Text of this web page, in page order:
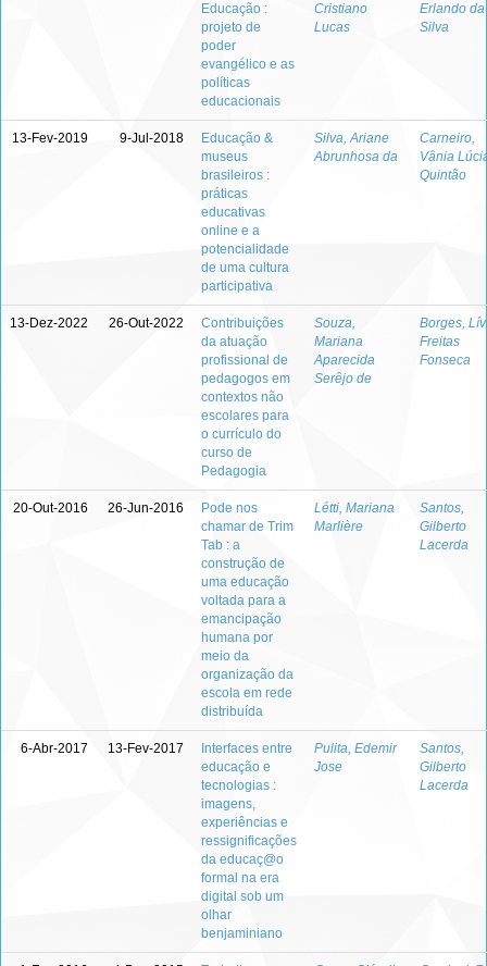
Educação :
projeto de
poder
evangélico e as
políticas
educacionais
Cristiano
Lucas
Erlando da
Silva
13-Fev-2019 9-Jul-2018
Educação &
museus
brasileiros :
práticas
educativas
online e a
potencialidade
de uma cultura
participativa
Silva, Ariane
Abrunhosa da
Carneiro,
Vânia
Quintão
13-Dez-2022 26-Out-2022
Contribuições
da atuação
profissional de
pedagogos em
contextos não
escolares para
o currículo do
curso de
Pedagogia
Souza,
Mariana
Aparecida
Serêjo de
Borges,
Freitas
Fonseca
20-Out-2016 26-Jun-2016
Pode nos
chamar de Trim
Tab : a
construção de
uma educação
voltada para a
emancipação
humana por
meio da
organização da
escola em rede
distribuída
Létti, Mariana
Marlière
Santos,
Gilberto
Lacerda
6-Abr-2017 13-Fev-2017
Interfaces entre
educação e
tecnologias :
imagens,
experiências e
ressignificações
da educaç@o
formal na era
digital sob um
olhar
benjaminiano
Pulita, Edemir
Jose
Santos,
Gilberto
Lacerda